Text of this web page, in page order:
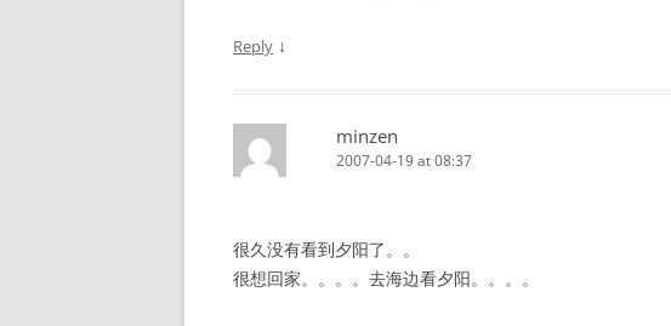
Reply ↓
minzen
2007-04-19 at 08:37
很久没有看到夕阳了。。
很想回家。。。。去海边看夕阳。。。。